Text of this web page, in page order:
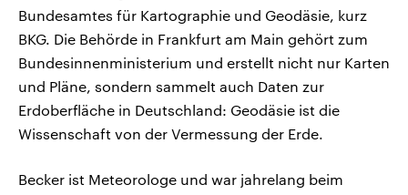
Bundesamtes für Kartographie und Geodäsie, kurz
BKG. Die Behörde in Frankfurt am Main gehört zum
Bundesinnenministerium und erstellt nicht nur Karten
und Pläne, sondern sammelt auch Daten zur
Erdoberfläche in Deutschland: Geodäsie ist die
Wissenschaft von der Vermessung der Erde.
Becker ist Meteorologe und war jahrelang beim